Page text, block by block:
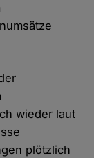
wieder laut
plötzlich